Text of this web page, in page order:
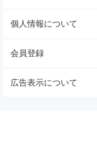
個人情報について
会員登録
広告表示について